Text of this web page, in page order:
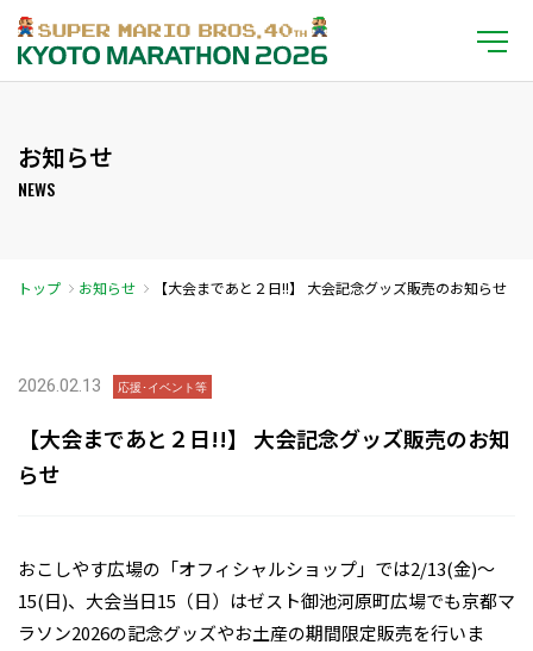
お知らせ
NEWS
トップ お知らせ 【大会まであと２日!!】 大会記念グッズ販売のお知らせ
2026.02.13 応援･イベント等
【大会まであと２日!!】 大会記念グッズ販売のお知
らせ
おこしやす広場の「オフィシャルショップ」では2/13(金)～
15(日)、大会当日15（日）はゼスト御池河原町広場でも京都マ
ラソン2026の記念グッズやお土産の期間限定販売を行いま